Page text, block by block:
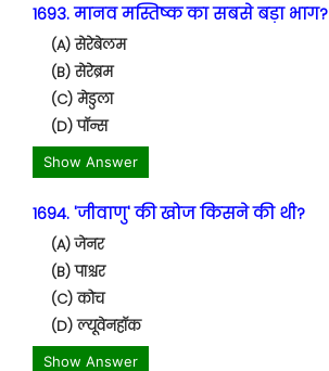
1693. मानव मस्तिष्क का सबसे बड़ा भाग?
(A) सेरेबेलम
(B) सेरेब्रम
(C) मेडुला
(D) पॉन्स
Show Answer
1694. 'जीवाणु' की खोज किसने की थी?
(A) जेनर
(B) पाश्चर
(C) कोच
(D) ल्यूवेनहॉक
Show Answer